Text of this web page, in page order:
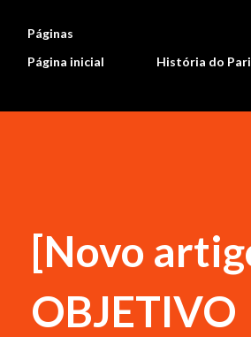
Páginas
Página inicial
História do Pari
[Novo
OBJETIVO